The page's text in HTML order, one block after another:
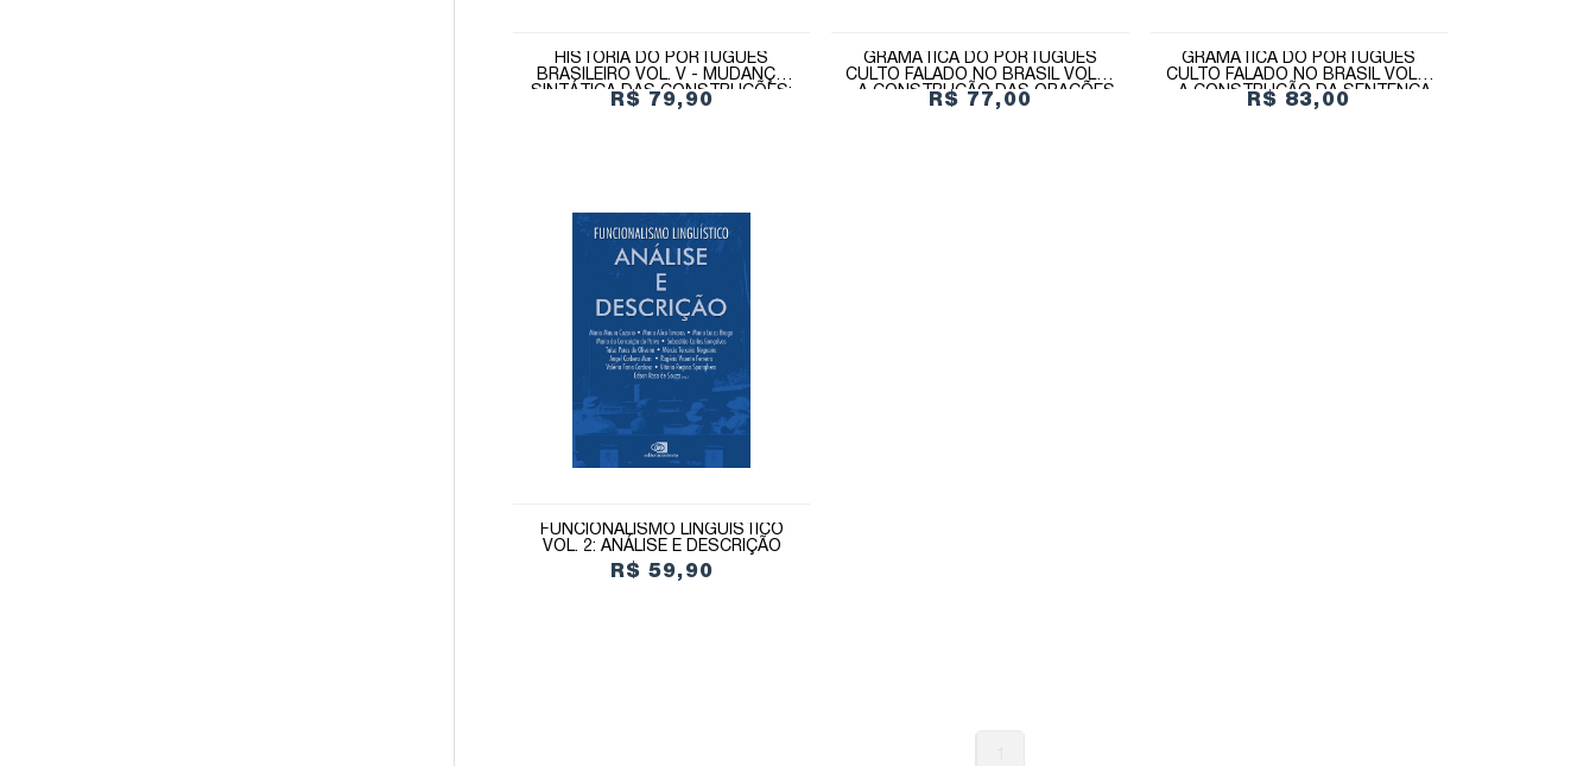
HISTÓRIA DO PORTUGUÊS
BRASILEIRO VOL. V - MUDANÇA
SINTÁTICA DAS CONSTRUÇÕES:
PERSPECTIVA FUNCIONALISTA
R$ 79,90
GRAMÁTICA DO PORTUGUÊS
CULTO FALADO NO BRASIL VOL. V
- A CONSTRUÇÃO DAS ORAÇÕES
COMPLEXAS
R$ 77,00
GRAMÁTICA DO PORTUGUÊS
CULTO FALADO NO BRASIL VOL. II
- A CONSTRUÇÃO DA SENTENÇA
R$ 83,00
FUNCIONALISMO LINGUÍSTICO
VOL. 2: ANÁLISE E DESCRIÇÃO
R$ 59,90